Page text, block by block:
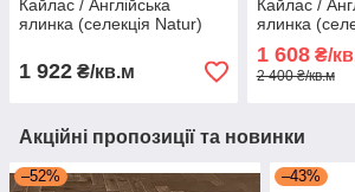
Кайлас / Англійська
ялинка (селекція Natur)
1 922 ₴/кв.м
Кайлас /
ялинка
1 608₴/
2 400 ₴/кв.м
Акційні пропозиції та новинки
–52% –43%